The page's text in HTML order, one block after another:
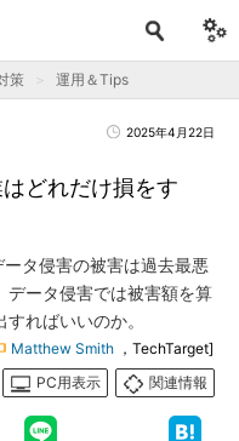
策 運用＆Tips
2025年4月22日
どれだけ損をす
タ侵害の被害は過去最悪
データ侵害では被害額を算
ればいいのか。
Matthew Smith ，TechTarget]
PC用表示
関連情報